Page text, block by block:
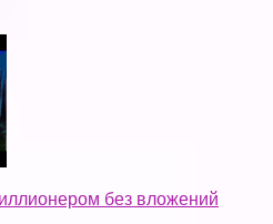
без вложений